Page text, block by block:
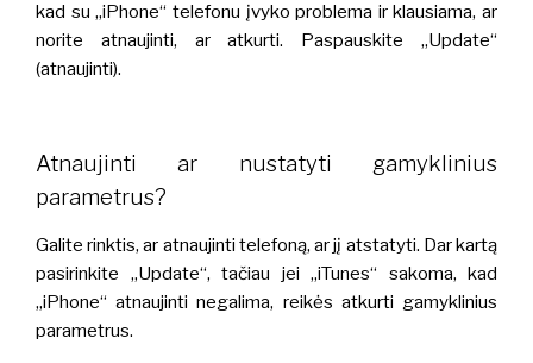
kad su „iPhone“ telefonu įvyko problema ir klausiama, ar
norite atnaujinti, ar atkurti. Paspauskite „Update“
(atnaujinti).
Atnaujinti ar nustatyti gamyklinius
parametrus?
Galite rinktis, ar atnaujinti telefoną, ar jį atstatyti. Dar kartą
pasirinkite „Update“, tačiau jei „iTunes“ sakoma, kad
„iPhone“ atnaujinti negalima, reikės atkurti gamyklinius
parametrus.